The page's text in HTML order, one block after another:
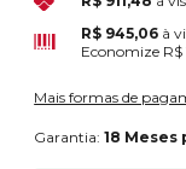
R$ 945,06 à
Economize R$
Mais formas de
Garantia:18